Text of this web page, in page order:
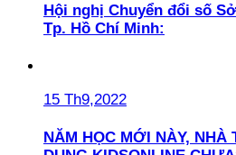
Hội nghị Chuyển đổi số
Tp. Hồ Chí Minh:
15 Th9,2022
NĂM HỌC MỚI NÀY,